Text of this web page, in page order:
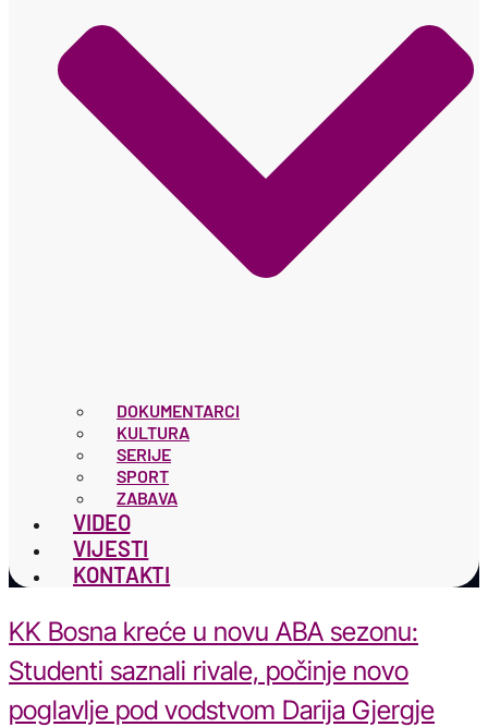
DOKUMENTARCI
KULTURA
SERIJE
SPORT
ZABAVA
VIDEO
VIJESTI
KONTAKTI
KK Bosna kreće u novu ABA sezonu:
Studenti saznali rivale, počinje novo
poglavlje pod vodstvom Darija Gjergje